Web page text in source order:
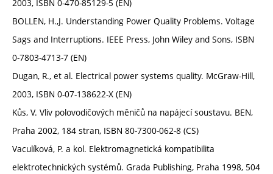
2003, ISBN 0-470-85129-5 (EN)
BOLLEN, H.,J. Understanding Power Quality Problems. Voltage
Sags and Interruptions. IEEE Press, John Wiley and Sons, ISBN
0-7803-4713-7 (EN)
Dugan, R., et al. Electrical power systems quality. McGraw-Hill,
2003, ISBN 0-07-138622-X (EN)
Kůs, V. Vliv polovodičových měničů na napájecí soustavu. BEN,
Praha 2002, 184 stran, ISBN 80-7300-062-8 (CS)
Vaculíková, P. a kol. Elektromagnetická kompatibilita
elektrotechnických systémů. Grada Publishing, Praha 1998, 504